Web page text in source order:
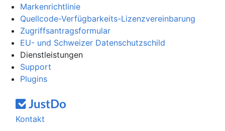
Markenrichtlinie
Quellcode-Verfügbarkeits-Lizenzvereinbarung
Zugriffsantragsformular
EU- und Schweizer Datenschutzschild
Dienstleistungen
Support
Plugins
Kontakt